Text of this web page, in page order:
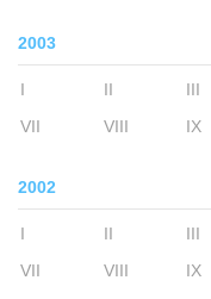
2003
I II III
VII
VIII IX
2002
I II III
VII
VIII IX